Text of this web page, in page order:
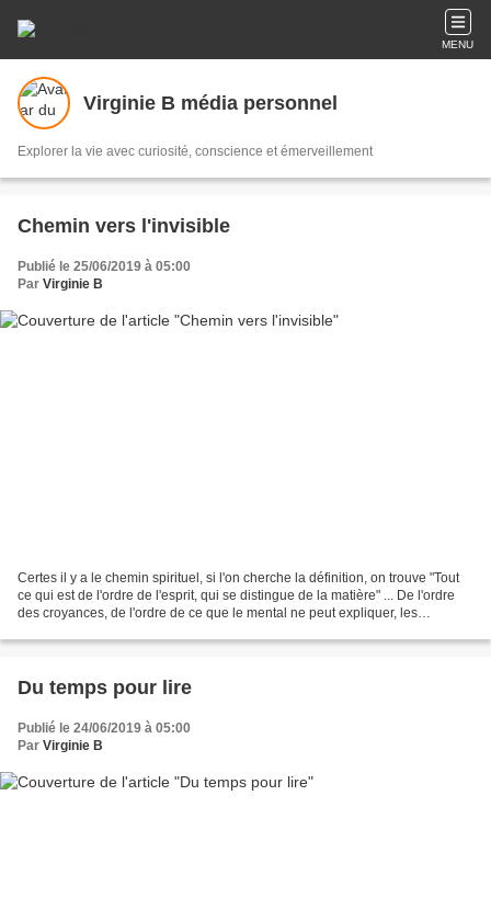
MENU
Virginie B média personnel
Explorer la vie avec curiosité, conscience et émerveillement
Chemin vers l'invisible
Publié le 25/06/2019 à 05:00
Par Virginie B
Certes il y a le chemin spirituel, si l'on cherche la définition, on trouve "Tout
ce qui est de l'ordre de l'esprit, qui se distingue de la matière" ... De l'ordre
des croyances, de l'ordre de ce que le mental ne peut expliquer, les
Du temps pour lire
Publié le 24/06/2019 à 05:00
Par Virginie B